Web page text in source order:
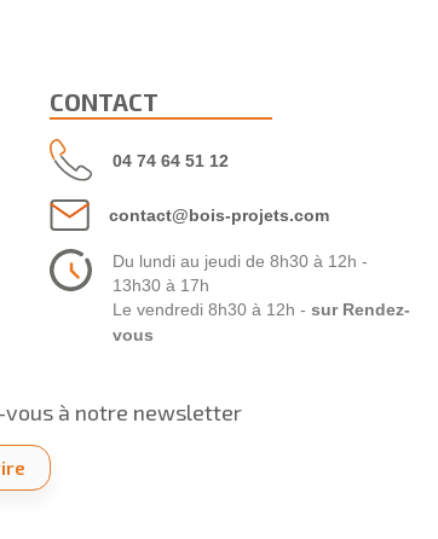
CONTACT
04 74 64 51 12
contact@bois-projets.com
Du lundi au jeudi de 8h30 à 12h -
13h30 à 17h
Le vendredi 8h30 à 12h - sur Rendez-
vous
vous à notre newsletter